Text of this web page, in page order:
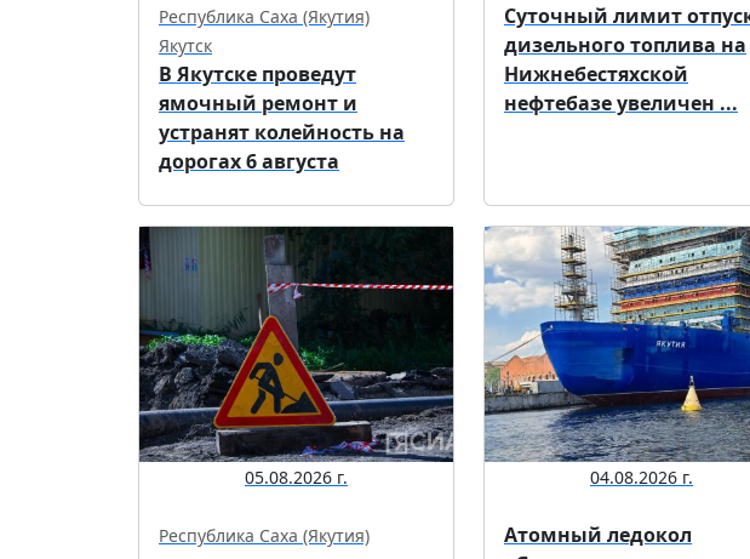
Республика Саха (Якутия)
Якутск
В Якутске проведут
ямочный ремонт и
устранят колейность на
дорогах 6 августа
Суточный лимит
дизельного топлива на
Нижнебестяхской
нефтебазе увеличен ...
05.08.2026 г.
Республика Саха (Якутия)
04.08.2026 г.
Атомный ледокол